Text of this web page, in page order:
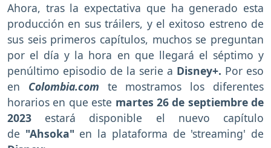
Ahora, tras la expectativa que ha generado esta
producción en sus tráilers, y el exitoso estreno de
sus seis primeros capítulos, muchos se preguntan
por el día y la hora en que llegará el séptimo y
penúltimo episodio de la serie a Disney+. Por eso
en Colombia.com te mostramos los diferentes
horarios en que este martes 26 de septiembre de
2023 estará disponible el nuevo capítulo
de "Ahsoka" en la plataforma de 'streaming' de